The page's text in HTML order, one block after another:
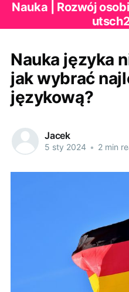
Nauka | Rozwój
Nauka języka
jak wybrać
językową?
Jacek
5 sty 2024 • 2 min